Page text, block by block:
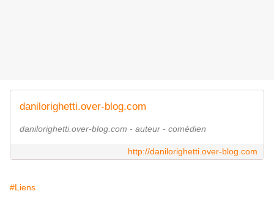
danilorighetti.over-blog.com
danilorighetti.over-blog.com - auteur - comédien
http://danilorighetti.over-blog.com
#Liens